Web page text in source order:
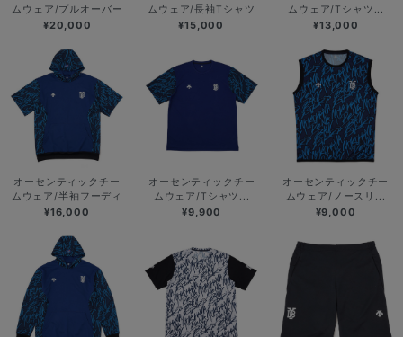
ムウェア/プルオーバー
¥20,000
ムウェア/長袖Tシャツ
¥15,000
ムウェア/Tシャツ...
¥13,000
オーセンティックチー
ムウェア/半袖フーディ
¥16,000
オーセンティックチー
ムウェア/Tシャツ...
¥9,900
オーセンティックチー
ムウェア/ノースリ...
¥9,000